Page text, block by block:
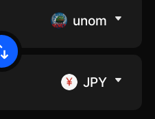
unom
JPY